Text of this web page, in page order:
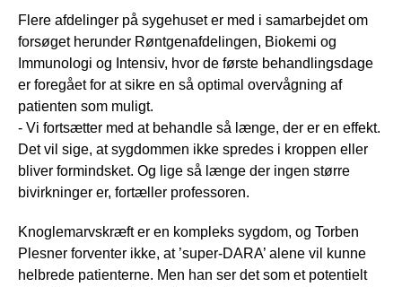
Flere afdelinger på sygehuset er med i samarbejdet om
forsøget herunder Røntgenafdelingen, Biokemi og
Immunologi og Intensiv, hvor de første behandlingsdage
er foregået for at sikre en så optimal overvågning af
patienten som muligt.
- Vi fortsætter med at behandle så længe, der er en effekt.
Det vil sige, at sygdommen ikke spredes i kroppen eller
bliver formindsket. Og lige så længe der ingen større
bivirkninger er, fortæller professoren.
Knoglemarvskræft er en kompleks sygdom, og Torben
Plesner forventer ikke, at ’super-DARA’ alene vil kunne
helbrede patienterne. Men han ser det som et potentielt